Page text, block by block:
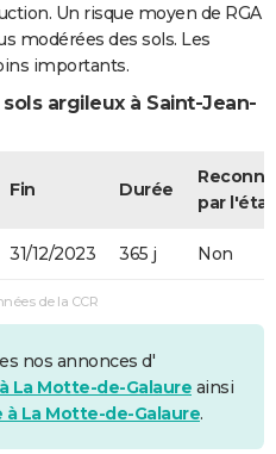
Un risque moyen de RGA
modérées des sols. Les
importants.
argileux à Saint-Jean-
Fin Durée
par l'état
31/12/2023 365 j Non
de la CCR
nos annonces d'
La Motte-de-Galaure ainsi
à La Motte-de-Galaure.